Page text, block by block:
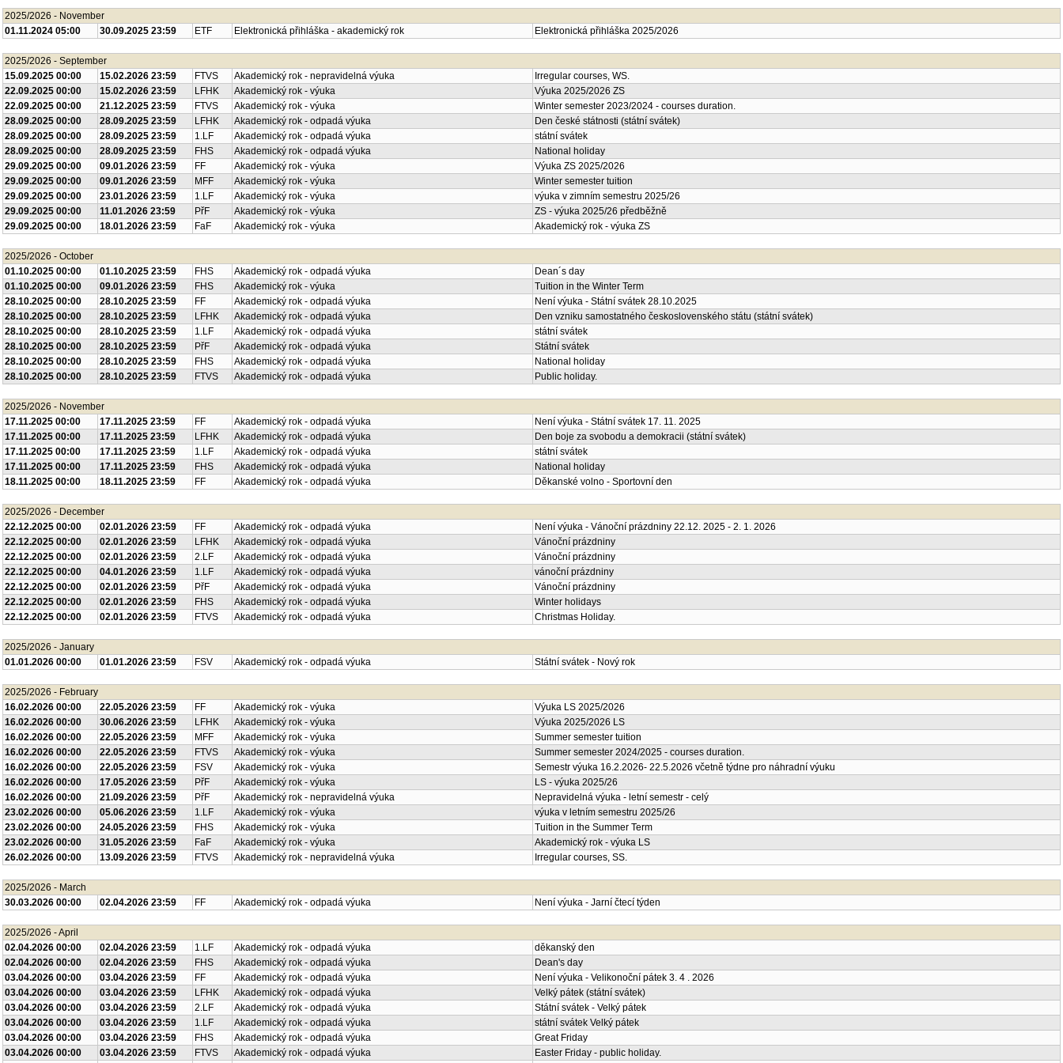
2025/2026 - November
01.11.2024 05:00
30.09.2025 23:59 ETF Elektronická přihláška - akademický rok Elektronická přihláška 2025/2026
2025/2026 - September
15.09.2025 00:00
15.02.2026 23:59 FTVS Akademický rok - nepravidelná výuka
Irregular courses, WS.
22.09.2025 00:00
15.02.2026 23:59 LFHK Akademický rok - výuka
Výuka 2025/2026 ZS
22.09.2025 00:00
21.12.2025 23:59 FTVS Akademický rok - výuka
Winter semester 2023/2024 - courses duration.
28.09.2025 00:00
28.09.2025 23:59 LFHK Akademický rok - odpadá výuka
Den české státnosti (státní svátek)
28.09.2025 00:00
28.09.2025 23:59 1.LF Akademický rok - odpadá výuka
státní svátek
28.09.2025 00:00
28.09.2025 23:59 FHS Akademický rok - odpadá výuka
National holiday
29.09.2025 00:00
09.01.2026 23:59 FF Akademický rok - výuka
Výuka ZS 2025/2026
29.09.2025 00:00
09.01.2026 23:59 MFF Akademický rok - výuka
Winter semester tuition
29.09.2025 00:00
23.01.2026 23:59 1.LF Akademický rok - výuka
výuka v zimním semestru 2025/26
29.09.2025 00:00
11.01.2026 23:59 PřF Akademický rok - výuka
ZS - výuka 2025/26 předběžně
29.09.2025 00:00
18.01.2026 23:59 FaF Akademický rok - výuka Akademický rok - výuka ZS
2025/2026 - October
01.10.2025 00:00
01.10.2025 23:59 FHS Akademický rok - odpadá výuka
Dean´s day
01.10.2025 00:00
09.01.2026 23:59 FHS Akademický rok - výuka
Tuition in the Winter Term
28.10.2025 00:00
28.10.2025 23:59 FF Akademický rok - odpadá výuka
Není výuka - Státní svátek 28.10.2025
28.10.2025 00:00
28.10.2025 23:59 LFHK Akademický rok - odpadá výuka
Den vzniku samostatného československého státu (státní svátek)
28.10.2025 00:00
28.10.2025 23:59 1.LF Akademický rok - odpadá výuka
státní svátek
28.10.2025 00:00
28.10.2025 23:59 PřF Akademický rok - odpadá výuka
Státní svátek
28.10.2025 00:00
28.10.2025 23:59 FHS Akademický rok - odpadá výuka
National holiday
28.10.2025 00:00
28.10.2025 23:59 FTVS Akademický rok - odpadá výuka Public holiday.
2025/2026 - November
17.11.2025 00:00
17.11.2025 23:59 FF Akademický rok - odpadá výuka
Není výuka - Státní svátek 17. 11. 2025
17.11.2025 00:00
17.11.2025 23:59 LFHK Akademický rok - odpadá výuka
Den boje za svobodu a demokracii (státní svátek)
17.11.2025 00:00
17.11.2025 23:59 1.LF Akademický rok - odpadá výuka
státní svátek
17.11.2025 00:00
17.11.2025 23:59 FHS Akademický rok - odpadá výuka
National holiday
18.11.2025 00:00
18.11.2025 23:59 FF Akademický rok - odpadá výuka Děkanské volno - Sportovní den
2025/2026 - December
22.12.2025 00:00
02.01.2026 23:59 FF Akademický rok - odpadá výuka
Není výuka - Vánoční prázdniny 22.12. 2025 - 2. 1. 2026
22.12.2025 00:00
02.01.2026 23:59 LFHK Akademický rok - odpadá výuka
Vánoční prázdniny
22.12.2025 00:00
02.01.2026 23:59 2.LF Akademický rok - odpadá výuka
Vánoční prázdniny
22.12.2025 00:00
04.01.2026 23:59 1.LF Akademický rok - odpadá výuka
vánoční prázdniny
22.12.2025 00:00
02.01.2026 23:59 PřF Akademický rok - odpadá výuka
Vánoční prázdniny
22.12.2025 00:00
02.01.2026 23:59 FHS Akademický rok - odpadá výuka
Winter holidays
22.12.2025 00:00
02.01.2026 23:59 FTVS Akademický rok - odpadá výuka Christmas Holiday.
2025/2026 - January
01.01.2026 00:00
01.01.2026 23:59 FSV Akademický rok - odpadá výuka Státní svátek - Nový rok
2025/2026 - February
16.02.2026 00:00
22.05.2026 23:59 FF Akademický rok - výuka
Výuka LS 2025/2026
16.02.2026 00:00
30.06.2026 23:59 LFHK Akademický rok - výuka
Výuka 2025/2026 LS
16.02.2026 00:00
22.05.2026 23:59 MFF Akademický rok - výuka
Summer semester tuition
16.02.2026 00:00
22.05.2026 23:59 FTVS Akademický rok - výuka
Summer semester 2024/2025 - courses duration.
16.02.2026 00:00
22.05.2026 23:59 FSV Akademický rok - výuka
Semestr výuka 16.2.2026- 22.5.2026 včetně týdne pro náhradní výuku
16.02.2026 00:00
17.05.2026 23:59 PřF Akademický rok - výuka
LS - výuka 2025/26
16.02.2026 00:00
21.09.2026 23:59 PřF Akademický rok - nepravidelná výuka
Nepravidelná výuka - letní semestr - celý
23.02.2026 00:00
05.06.2026 23:59 1.LF Akademický rok - výuka
výuka v letním semestru 2025/26
23.02.2026 00:00
24.05.2026 23:59 FHS Akademický rok - výuka
Tuition in the Summer Term
23.02.2026 00:00
31.05.2026 23:59 FaF Akademický rok - výuka
Akademický rok - výuka LS
26.02.2026 00:00
13.09.2026 23:59 FTVS Akademický rok - nepravidelná výuka Irregular courses, SS.
2025/2026 - March
30.03.2026 00:00
02.04.2026 23:59 FF Akademický rok - odpadá výuka Není výuka - Jarní čtecí týden
2025/2026 - April
02.04.2026 00:00
02.04.2026 23:59 1.LF Akademický rok - odpadá výuka
děkanský den
02.04.2026 00:00
02.04.2026 23:59 FHS Akademický rok - odpadá výuka
Dean's day
03.04.2026 00:00
03.04.2026 23:59 FF Akademický rok - odpadá výuka
Není výuka - Velikonoční pátek 3. 4 . 2026
03.04.2026 00:00
03.04.2026 23:59 LFHK Akademický rok - odpadá výuka
Velký pátek (státní svátek)
03.04.2026 00:00
03.04.2026 23:59 2.LF Akademický rok - odpadá výuka
Státní svátek - Velký pátek
03.04.2026 00:00
03.04.2026 23:59 1.LF Akademický rok - odpadá výuka
státní svátek Velký pátek
03.04.2026 00:00
03.04.2026 23:59 FHS Akademický rok - odpadá výuka
Great Friday
03.04.2026 00:00
03.04.2026 23:59 FTVS Akademický rok - odpadá výuka
Easter Friday - public holiday.